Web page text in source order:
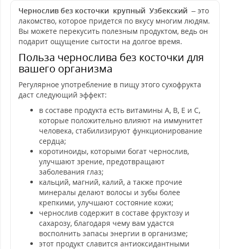
Чернослив без косточки крупный Узбекский – это
лакомство, которое придется по вкусу многим людям.
Вы можете перекусить полезным продуктом, ведь он
подарит ощущение сытости на долгое время.
Польза чернослива без косточки для
вашего организма
Регулярное употребление в пищу этого сухофрукта
даст следующий эффект:
в составе продукта есть витамины А, В, Е и С,
которые положительно влияют на иммунитет
человека, стабилизируют функционирование
сердца;
коротиноиды, которыми богат чернослив,
улучшают зрение, предотвращают
заболевания глаз;
кальций, магний, калий, а также прочие
минералы делают волосы и зубы более
крепкими, улучшают состояние кожи;
чернослив содержит в составе фруктозу и
сахарозу, благодаря чему вам удастся
восполнить запасы энергии в организме;
этот продукт славится антиоксидантными